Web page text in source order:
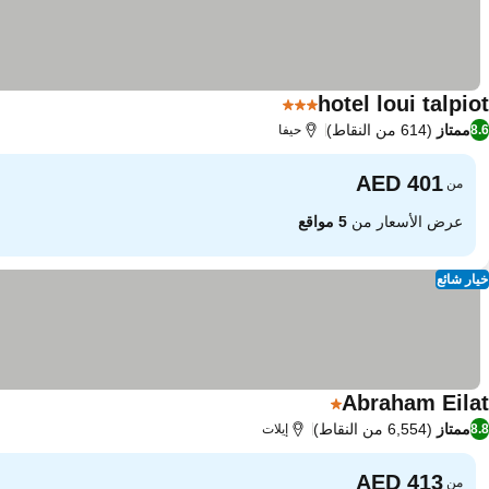
hotel loui talpiot 3 عدد النجوم
8.6ممتاز (614 من النقاط) حيفا
من
عرض الأسعار من 5 مواقع
خيار شائع
Abraham Eilat1 عدد النجوم
8.8ممتاز (6,554 من النقاط) إيلات
من